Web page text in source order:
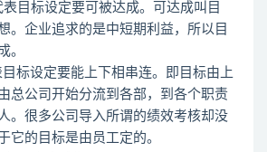
目标设定要可被达成。可达成叫目
。企业追求的是中短期利益，所以目
。
目标设定要能上下相串连。即目标由上
总公司开始分流到各部，到各个职责
。很多公司导入所谓的绩效考核却没
它的目标是由员工定的。